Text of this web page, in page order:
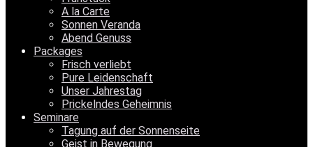
A la Carte
Sonnen Veranda
Abend Genuss
Packages
Frisch verliebt
Pure Leidenschaft
Unser Jahrestag
Prickelndes Geheimnis
Seminare
Tagung auf der Sonnenseite
Geist in Bewegung